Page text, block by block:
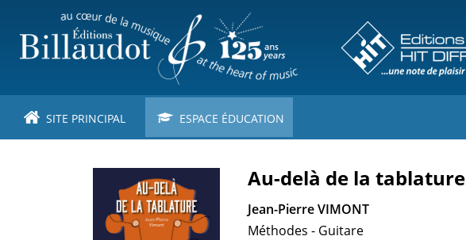
contenu
principal
SITE PRINCIPAL ESPACE ÉDUCATION
Au-delà de la tablature
Jean-Pierre VIMONT
Méthodes - Guitare